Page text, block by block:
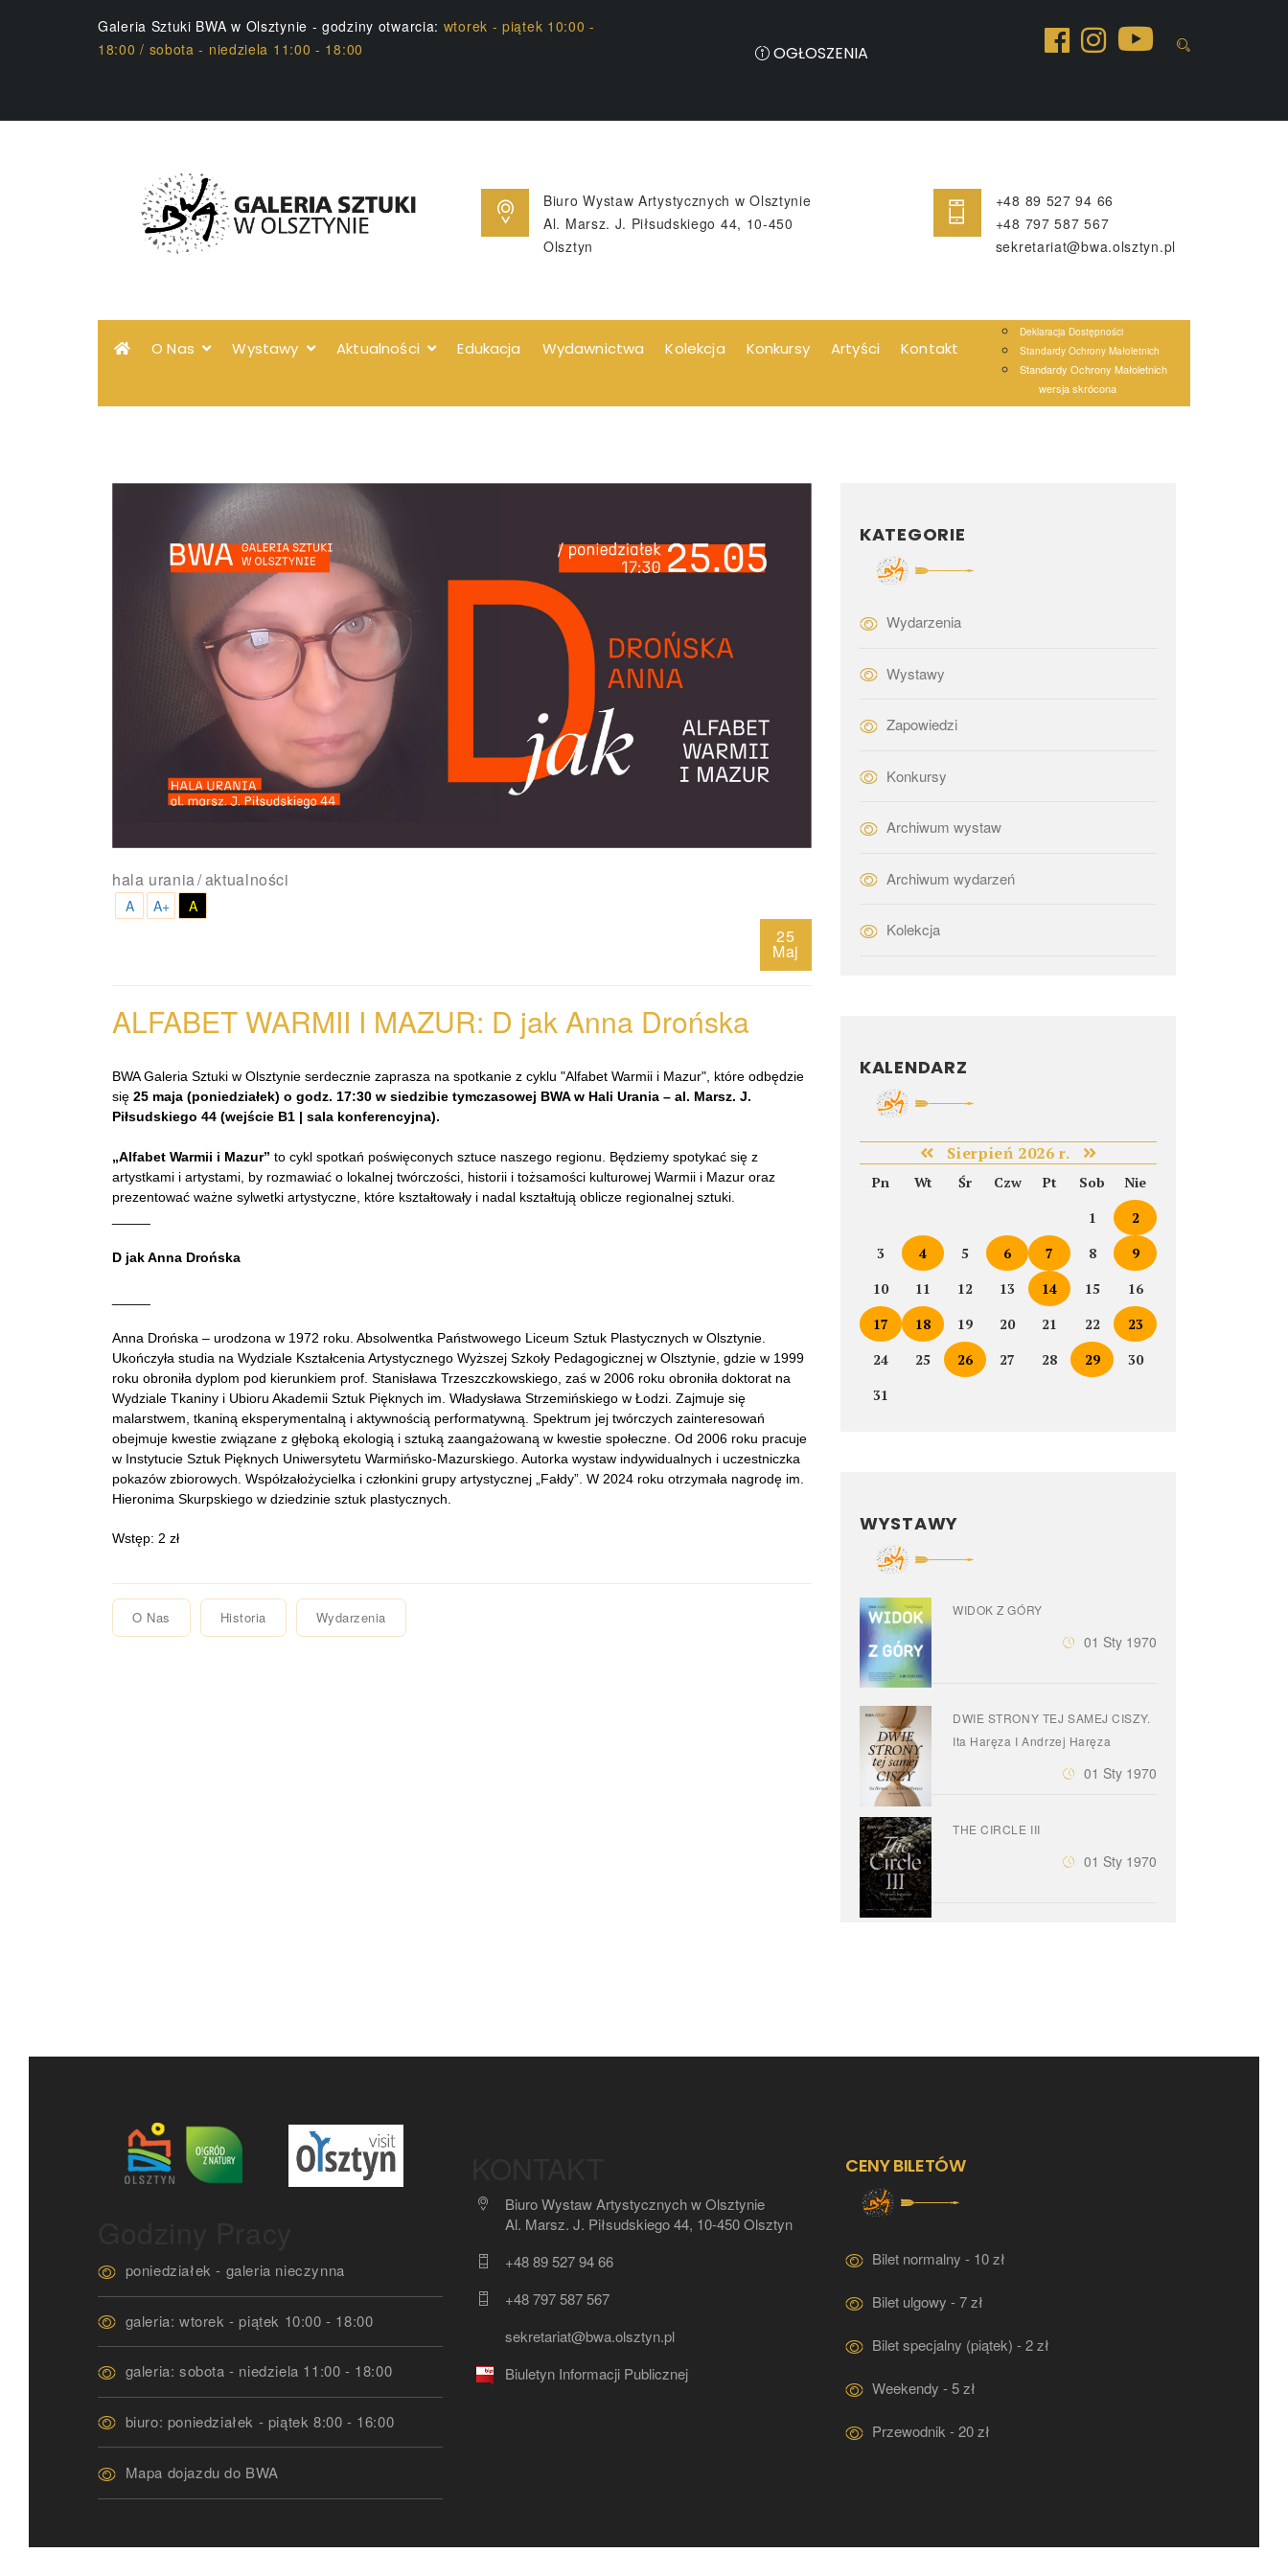
Galeria Sztuki BWA w Olsztynie - godziny otwarcia: wtorek - piątek 10:00 -
18:00 / sobota - niedziela 11:00 - 18:00
OGŁOSZENIA
Biuro Wystaw Artystycznych w Olsztynie
Al. Marsz. J. Piłsudskiego 44, 10-450
Olsztyn
+48 89 527 94 66
+48 797 587 567
sekretariat@bwa.olsztyn.pl
O Nas Wystawy Aktualności Edukacja Wydawnictwa Kolekcja Konkursy Artyści Kontakt
Deklaracja Dostępności
Standardy Ochrony Małoletnich
Standardy Ochrony Małoletnich
wersja skrócona
hala urania aktualności
A A+ A
25
Maj
ALFABET WARMII I MAZUR: D jak Anna Drońska
BWA Galeria Sztuki w Olsztynie serdecznie zaprasza na spotkanie z cyklu "Alfabet Warmii i Mazur", które odbędzie
się 25 maja (poniedziałek) o godz. 17:30 w siedzibie tymczasowej BWA w Hali Urania – al. Marsz. J.
Piłsudskiego 44 (wejście B1 | sala konferencyjna).
„Alfabet Warmii i Mazur” to cykl spotkań poświęconych sztuce naszego regionu. Będziemy spotykać się z
artystkami i artystami, by rozmawiać o lokalnej twórczości, historii i tożsamości kulturowej Warmii i Mazur oraz
prezentować ważne sylwetki artystyczne, które kształtowały i nadal kształtują oblicze regionalnej sztuki.
D jak Anna Drońska
Anna Drońska – urodzona w 1972 roku. Absolwentka Państwowego Liceum Sztuk Plastycznych w Olsztynie.
Ukończyła studia na Wydziale Kształcenia Artystycznego Wyższej Szkoły Pedagogicznej w Olsztynie, gdzie w 1999
roku obroniła dyplom pod kierunkiem prof. Stanisława Trzeszczkowskiego, zaś w 2006 roku obroniła doktorat na
Wydziale Tkaniny i Ubioru Akademii Sztuk Pięknych im. Władysława Strzemińskiego w Łodzi. Zajmuje się
malarstwem, tkaniną eksperymentalną i aktywnością performatywną. Spektrum jej twórczych zainteresowań
obejmuje kwestie związane z głęboką ekologią i sztuką zaangażowaną w kwestie społeczne. Od 2006 roku pracuje
w Instytucie Sztuk Pięknych Uniwersytetu Warmińsko-Mazurskiego. Autorka wystaw indywidualnych i uczestniczka
pokazów zbiorowych. Współzałożycielka i członkini grupy artystycznej „Fałdy”. W 2024 roku otrzymała nagrodę im.
Hieronima Skurpskiego w dziedzinie sztuk plastycznych.
Wstęp: 2 zł
O Nas Historia Wydarzenia
KATEGORIE
Wydarzenia
Wystawy
Zapowiedzi
Konkursy
Archiwum wystaw
Archiwum wydarzeń
Kolekcja
KALENDARZ
Sierpień 2026 r.
Pn Wt Śr Czw Pt Sob
Nie
1
2
3
4 5 6 7 8
9
10
11 12 13 14 15
16
17
18 19 20 21 22
23
24
25 26 27 28 29
30
31
WYSTAWY
WIDOK Z GÓRY
01 Sty 1970
DWIE STRONY TEJ SAMEJ CISZY.
Ita Haręza I Andrzej Haręza
01 Sty 1970
THE CIRCLE III
01 Sty 1970
poniedziałek - galeria nieczynna
galeria: wtorek - piątek 10:00 - 18:00
galeria: sobota - niedziela 11:00 - 18:00
biuro: poniedziałek - piątek 8:00 - 16:00
Mapa dojazdu do BWA
Biuro Wystaw Artystycznych w Olsztynie
Al. Marsz. J. Piłsudskiego 44, 10-450 Olsztyn
+48 89 527 94 66
+48 797 587 567
sekretariat@bwa.olsztyn.pl
Biuletyn Informacji Publicznej
CENY BILETÓW
Bilet normalny - 10 zł
Bilet ulgowy - 7 zł
Bilet specjalny (piątek) - 2 zł
Weekendy - 5 zł
Przewodnik - 20 zł